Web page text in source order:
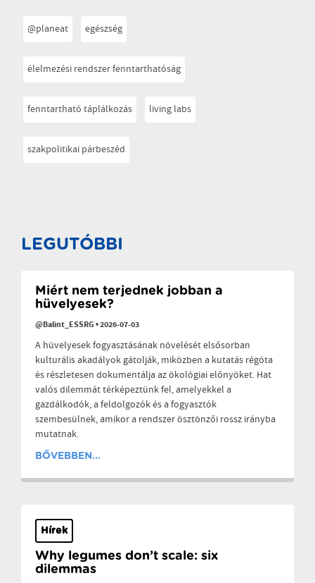
@planeat egészség
élelmezési rendszer fenntarthatóság
fenntartható táplálkozás living labs
szakpolitikai párbeszéd
LEGUTÓBBI
Miért nem terjednek jobban a
hüvelyesek?
@Balint_ESSRG•2026-07-03
A hüvelyesek fogyasztásának növelését elsősorban
kulturális akadályok gátolják, miközben a kutatás régóta
és részletesen dokumentálja az ökológiai előnyöket. Hat
valós dilemmát térképeztünk fel, amelyekkel a
gazdálkodók, a feldolgozók és a fogyasztók
szembesülnek, amikor a rendszer ösztönzői rossz irányba
mutatnak.
BŐVEBBEN...
Hírek
Why legumes don’t scale: six
dilemmas